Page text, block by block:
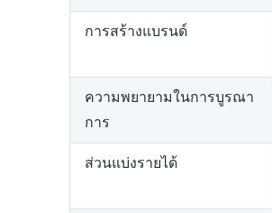
การสร้างแบรนด์
ความพยายามในการบูรณา
การ
ส่วนแบ่งรายได้